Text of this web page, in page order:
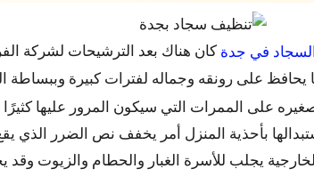
في جدة كان هناك بعد الترشيحات لشركة
على رونقه وجماله لفترات كبيرة وببساطة
على الممرات التي سيكون المرور عليها كثيرًا
بأحذية المنزل أمر يخفف نص الضرر
يجلب للأسرة الغبار والحطام والزيوت وقد